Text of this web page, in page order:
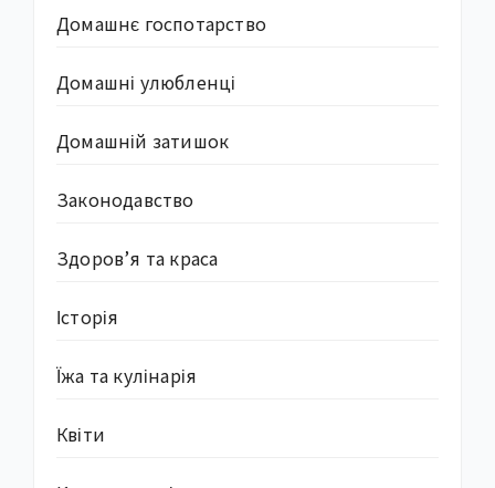
Домашнє госпотарство
Домашні улюбленці
Домашній затишок
Законодавство
Здоров’я та краса
Історія
Їжа та кулінарія
Квіти